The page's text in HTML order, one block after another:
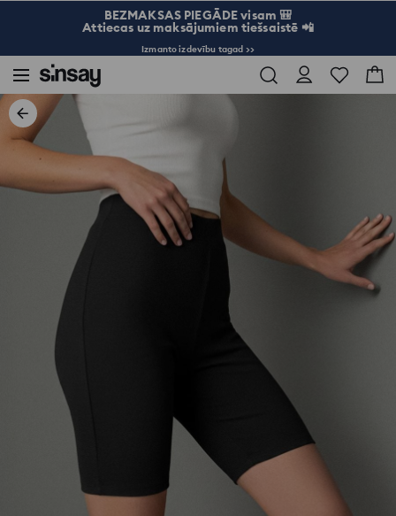
BEZMAKSAS PIEGĀDE visam 🎒
Attiecas uz maksājumiem tiešsaistē 📲
Izmanto izdevību tagad >>